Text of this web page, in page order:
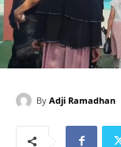
By Adji Ramadhan